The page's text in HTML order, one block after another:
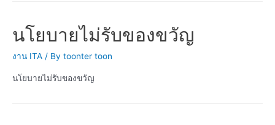
นโยบายไม่รับของขวัญ
งาน ITA / By toonter toon
นโยบายไม่รับของขวัญ